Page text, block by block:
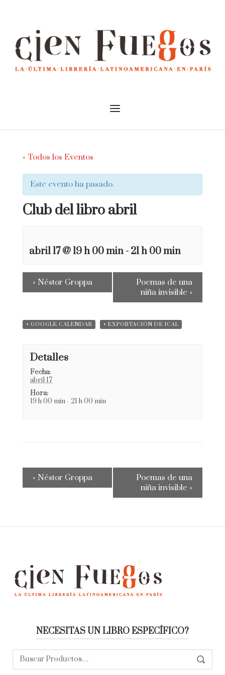
Menu
« Todos los Eventos
Este evento ha pasado.
Club del libro abril
abril 17 @ 19 h 00 min - 21 h 00 min
« Néstor Groppa
Poemas de una
niña invisible »
+ GOOGLE CALENDAR + EXPORTACIÓN DE ICAL
Detalles
Fecha:
abril 17
Hora:
19 h 00 min - 21 h 00 min
« Néstor Groppa
Poemas de una
niña invisible »
NECESITAS UN LIBRO ESPECÍFICO?
Buscar: